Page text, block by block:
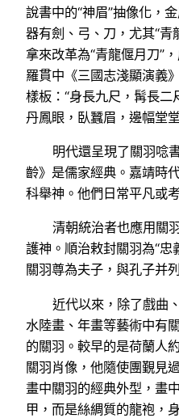
說書中的“神眉”抽像化，
器有劍、弓、刀，尤其“青
拿來改革為“青龍偃月刀”
羅貫中《三國志淺顯演義
樣板：“身長九尺，髯長二
丹鳳眼，臥蠶眉，邊幅堂
明代還呈現了關羽唸
齡》是儒家經典。嘉靖時
科舉神。他們日常平凡或
清朝統治者也應用關
護神。順治敕封關羽為“忠
關羽尊為夫子，與孔子并
近代以來，除了戲曲
水陸畫、年畫等藝術中有
的關羽。較早的是荷蘭人
關羽肖像，他隨使團覲見
畫中關羽的經典外型，畫
甲，而是絲綢質的龍袍，